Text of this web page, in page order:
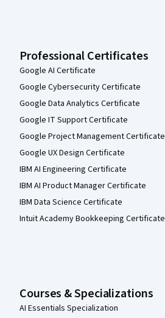
Professional Certificates
Google AI Certificate
Google Cybersecurity Certificate
Google Data Analytics Certificate
Google IT Support Certificate
Google Project Management Certificate
Google UX Design Certificate
IBM AI Engineering Certificate
IBM AI Product Manager Certificate
IBM Data Science Certificate
Intuit Academy Bookkeeping Certificate
Courses & Specializations
AI Essentials Specialization